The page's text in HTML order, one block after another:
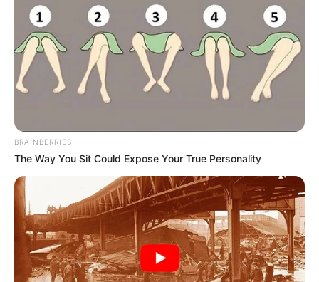
BRAINBERRIES
The Way You Sit Could Expose Your True Personality